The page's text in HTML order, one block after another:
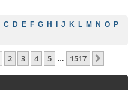
C D E F G H I J K L M N O P
1Sur1517
2 3 4 5 … 1517